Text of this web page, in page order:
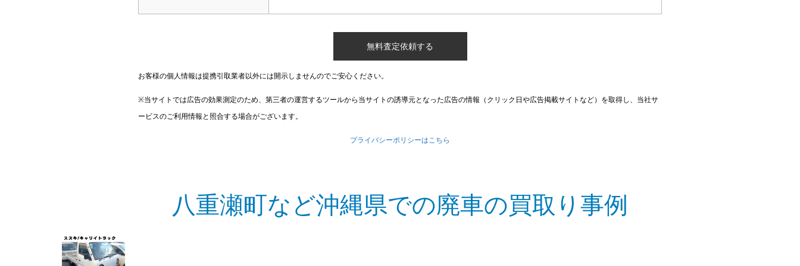
お客様の個人情報は提携引取業者以外には開示しませんのでご安心ください。
※当サイトでは広告の効果測定のため、第三者の運営するツールから当サイトの誘導元となった広告の情報（クリック日や広告掲載サイトなど）を取得し、当社サ
ービスのご利用情報と照合する場合がございます。
プライバシーポリシーはこちら
八重瀬町など沖縄県での廃車の買取り事例